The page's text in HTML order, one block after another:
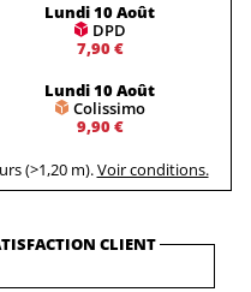
Lundi 10 Août
DPD
7,90 €
Lundi 10 Août
Colissimo
9,90 €
(>1,20 m).Voir conditions.
CLIENT